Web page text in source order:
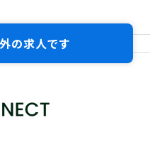
の求人です